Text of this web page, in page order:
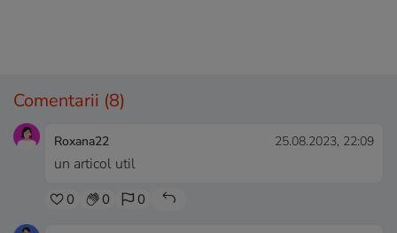
Comentarii (8)
Roxana22 25.08.2023, 22:09
un articol util
0 0 0